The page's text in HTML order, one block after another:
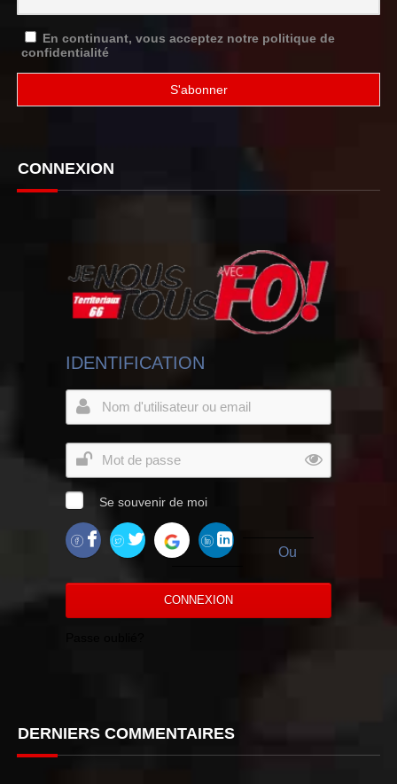
En continuant, vous acceptez notre politique de
confidentialité
CONNEXION
IDENTIFICATION
Se souvenir de moi
Ou
CONNEXION
DERNIERS COMMENTAIRES